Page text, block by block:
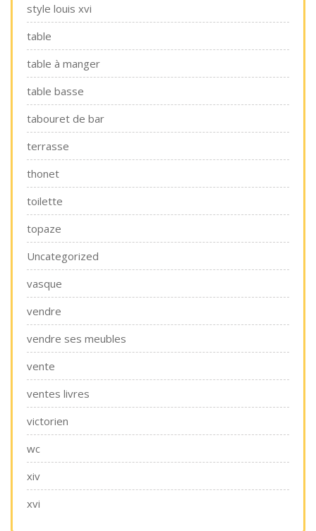
style louis xvi
table
table à manger
table basse
tabouret de bar
terrasse
thonet
toilette
topaze
Uncategorized
vasque
vendre
vendre ses meubles
vente
ventes livres
victorien
wc
xiv
xvi